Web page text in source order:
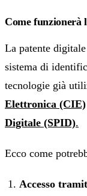
Come funzionerà
La patente
sistema di
tecnologie già
Elettronica (CIE)
Digitale (SPID).
Ecco come
Accesso